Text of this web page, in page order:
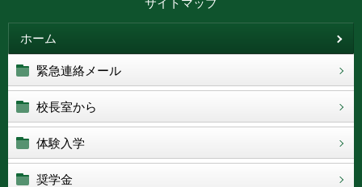
サイトマップ
ホーム
緊急連絡メール
校長室から
体験入学
奨学金